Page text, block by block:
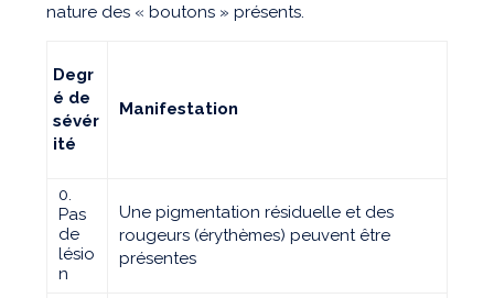
nature des « boutons » présents.
Degr
é de
sévér
ité
Manifestation
0.
Pas
de
lésio
n
Une pigmentation résiduelle et des
rougeurs (érythèmes) peuvent être
présentes